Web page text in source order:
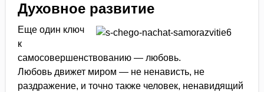
Духовное развитие
Еще один ключ
к
самосовершенствованию — любовь.
Любовь движет миром — не ненависть, не
раздражение, и точно также человек, ненавидящий